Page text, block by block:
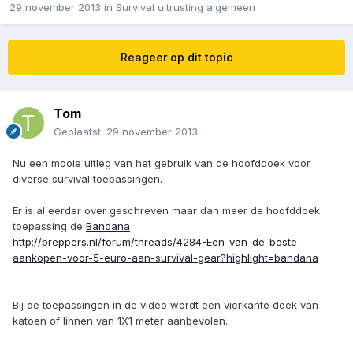
29 november 2013 in Survival uitrusting algemeen
Reageer op dit topic
Tom
Geplaatst: 29 november 2013
Nu een mooie uitleg van het gebruik van de hoofddoek voor
diverse survival toepassingen.
Er is al eerder over geschreven maar dan meer de hoofddoek
toepassing de Bandana
http://preppers.nl/forum/threads/4284-Een-van-de-beste-
aankopen-voor-5-euro-aan-survival-gear?highlight=bandana
Bij de toepassingen in de video wordt een vierkante doek van
katoen of linnen van 1X1 meter aanbevolen.